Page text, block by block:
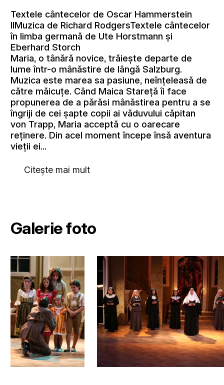
Textele cântecelor de Oscar Hammerstein
IIMuzica de Richard RodgersTextele cântecelor
în limba germană de Ute Horstmann şi
Eberhard Storch
Maria, o tânără novice, trăieşte departe de
lume într-o mânăstire de lângă Salzburg.
Muzica este marea sa pasiune, neînţeleasă de
către măicuţe. Când Maica Stareţă îi face
propunerea de a părăsi mânăstirea pentru a se
îngriji de cei şapte copii ai văduvului căpitan
von Trapp, Maria acceptă cu o oarecare
reţinere. Din acel moment începe însă aventura
vieţii ei...
Citește mai mult
Galerie foto